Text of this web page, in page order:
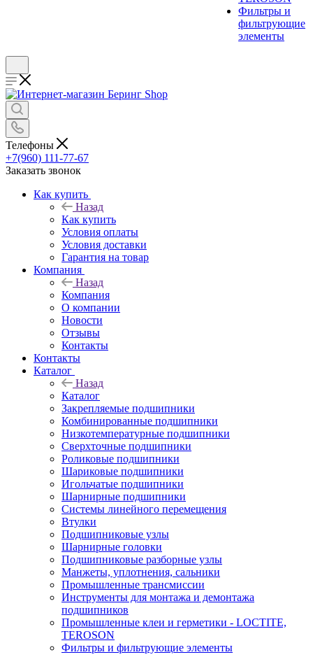
Фильтры и
фильтрующие
элементы
Телефоны
+7(960) 111-77-67
Заказать звонок
Как купить
Назад
Как купить
Условия оплаты
Условия доставки
Гарантия на товар
Компания
Назад
Компания
О компании
Новости
Отзывы
Контакты
Контакты
Каталог
Назад
Каталог
Закрепляемые подшипники
Комбинированные подшипники
Низкотемпературные подшипники
Сверхточные подшипники
Роликовые подшипники
Шариковые подшипники
Игольчатые подшипники
Шарнирные подшипники
Системы линейного перемещения
Втулки
Подшипниковые узлы
Шарнирные головки
Подшипниковые разборные узлы
Манжеты, уплотнения, сальники
Промышленные трансмиссии
Инструменты для монтажа и демонтажа
подшипников
Промышленные клеи и герметики - LOCTITE,
TEROSON
Фильтры и фильтрующие элементы